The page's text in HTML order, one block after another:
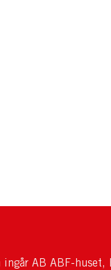
AB ABF-huset,